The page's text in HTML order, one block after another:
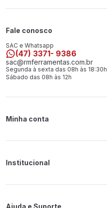
Fale conosco
SAC e Whatsapp
(47) 3371- 9386
sac@rmferramentas.com.br
Segunda à sexta das 08h às 18:30h
Sábado das 08h às 12h
Minha conta
Endereço de Entrega
Institucional
Politica de Privacidade